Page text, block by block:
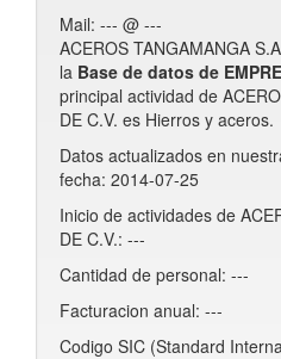
Mail: --- @ ---
ACEROS TANGAMANGA
la Base de datos de
principal actividad de
DE C.V. es Hierros y aceros.
Datos actualizados en
fecha: 2014-07-25
Inicio de actividades de
DE C.V.: ---
Cantidad de personal: ---
Facturacion anual: ---
Codigo SIC (Standard